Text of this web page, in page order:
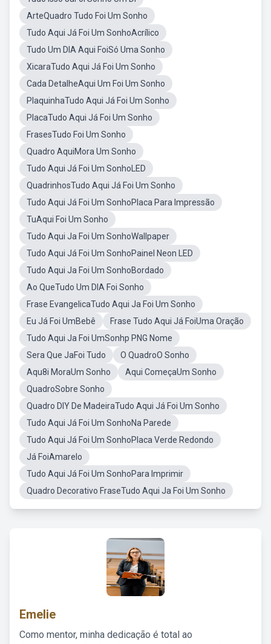
ArteQuadro Tudo Foi Um Sonho
Tudo Aqui Já Foi Um SonhoAcrílico
Tudo Um DIA Aqui FoiSó Uma Sonho
XicaraTudo Aqui Já Foi Um Sonho
Cada DetalheAqui Um Foi Um Sonho
PlaquinhaTudo Aqui Já Foi Um Sonho
PlacaTudo Aqui Já Foi Um Sonho
FrasesTudo Foi Um Sonho
Quadro AquiMora Um Sonho
Tudo Aqui Já Foi Um SonhoLED
QuadrinhosTudo Aqui Já Foi Um Sonho
Tudo Aqui Já Foi Um SonhoPlaca Para Impressão
TuAqui Foi Um Sonho
Tudo Aqui Ja Foi Um SonhoWallpaper
Tudo Aqui Já Foi Um SonhoPainel Neon LED
Tudo Aqui Ja Foi Um SonhoBordado
Ao QueTudo Um DIA Foi Sonho
Frase EvangelicaTudo Aqui Ja Foi Um Sonho
Eu Já Foi UmBebê
Frase Tudo Aqui Já FoiUma Oração
Tudo Aqui Ja Foi UmSonhp PNG Nome
Sera Que JaFoi Tudo
O QuadroO Sonho
Aqu8i MoraUm Sonho
Aqui ComeçaUm Sonho
QuadroSobre Sonho
Quadro DIY De MadeiraTudo Aqui Já Foi Um Sonho
Tudo Aqui Já Foi Um SonhoNa Parede
Tudo Aqui Já Foi Um SonhoPlaca Verde Redondo
Já FoiAmarelo
Tudo Aqui Já Foi Um SonhoPara Imprimir
Quadro Decorativo FraseTudo Aqui Ja Foi Um Sonho
Emelie
Como mentor, minha dedicação é total ao